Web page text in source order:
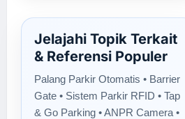
Jelajahi Topik Terkait
& Referensi Populer
Palang Parkir Otomatis • Barrier
Gate • Sistem Parkir RFID • Tap
& Go Parking • ANPR Camera •